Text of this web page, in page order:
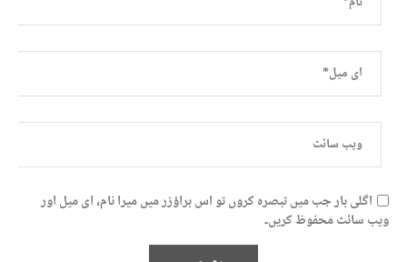
اگلی بار جب میں تبصرہ کروں تو اس براؤزر میں میرا نام، ای میل اور
ویب سائٹ محفوظ کریں۔